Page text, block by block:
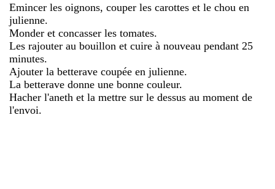
Emincer les oignons, couper les carottes et le chou en
julienne.
Monder et concasser les tomates.
Les rajouter au bouillon et cuire à nouveau pendant 25
minutes.
Ajouter la betterave coupée en julienne.
La betterave donne une bonne couleur.
Hacher l'aneth et la mettre sur le dessus au moment de
l'envoi.